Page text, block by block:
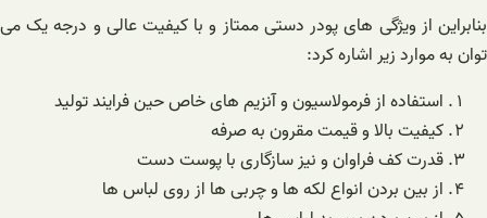
بنابراین از ویژگی های پودر دستی ممتاز و با کیفیت عالی و درجه یک می
توان به موارد زیر اشاره کرد:
استفاده از فرمولاسیون و آنزیم های خاص حین فرایند تولید
کیفیت بالا و قیمت مقرون به صرفه
قدرت کف فراوان و نیز سازگاری با پوست دست
از بین بردن انواع لکه ها و چربی ها از روی لباس ها